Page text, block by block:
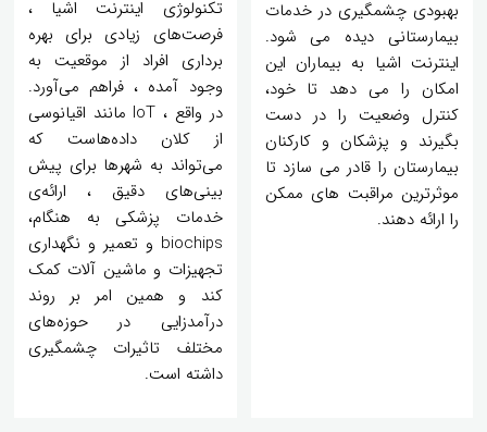
بهبودی چشمگیری در خدمات
بیمارستانی دیده می شود.
اینترنت اشیا به بیماران این
امکان را می دهد تا خود،
کنترل وضعیت را در دست
بگیرند و پزشکان و کارکنان
بیمارستان را قادر می سازد تا
موثرترین مراقبت های ممکن
را ارائه دهند.
تکنولوژی اینترنت اشیا ،
فرصت‌های زیادی برای بهره
برداری افراد از موقعیت به
وجود آمده ، فراهم می‌آورد.
در واقع ، IoT مانند اقیانوسی
از کلان داده‌هاست که
می‌تواند به شهرها برای پیش
بینی‌های دقیق ، ارائه‌ی
خدمات پزشکی به هنگام،
biochips و تعمیر و نگهداری
تجهیزات و ماشین آلات کمک
کند و همین امر بر روند
درآمدزایی در حوزه‌های
مختلف تاثیرات چشمگیری
داشته است.